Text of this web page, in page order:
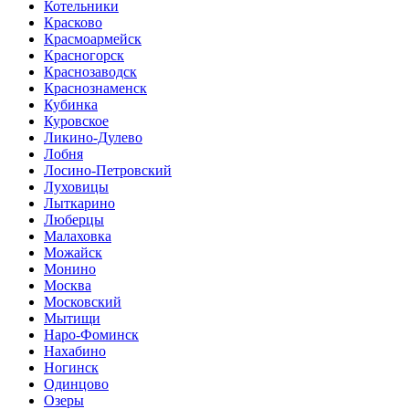
Котельники
Красково
Красмоармейск
Красногорск
Краснозаводск
Краснознаменск
Кубинка
Куровское
Ликино-Дулево
Лобня
Лосино-Петровский
Луховицы
Лыткарино
Люберцы
Малаховка
Можайск
Монино
Москва
Московский
Мытищи
Наро-Фоминск
Нахабино
Ногинск
Одинцово
Озеры